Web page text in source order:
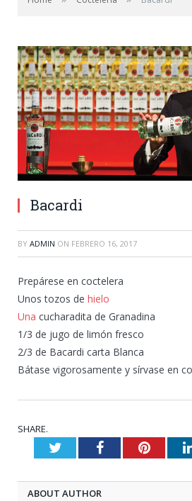
Bacardi
BY ADMIN ON FEBRERO 16, 2017
Prepárese en coctelera
Unos tozos de hielo
Una cucharadita de Granadina
1/3 de jugo de limón fresco
2/3 de Bacardi carta Blanca
Bátase vigorosamente y sírvase en
SHARE.
TwitterFacebook
ABOUT AUTHOR